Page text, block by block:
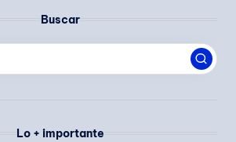
Buscar
Lo + importante